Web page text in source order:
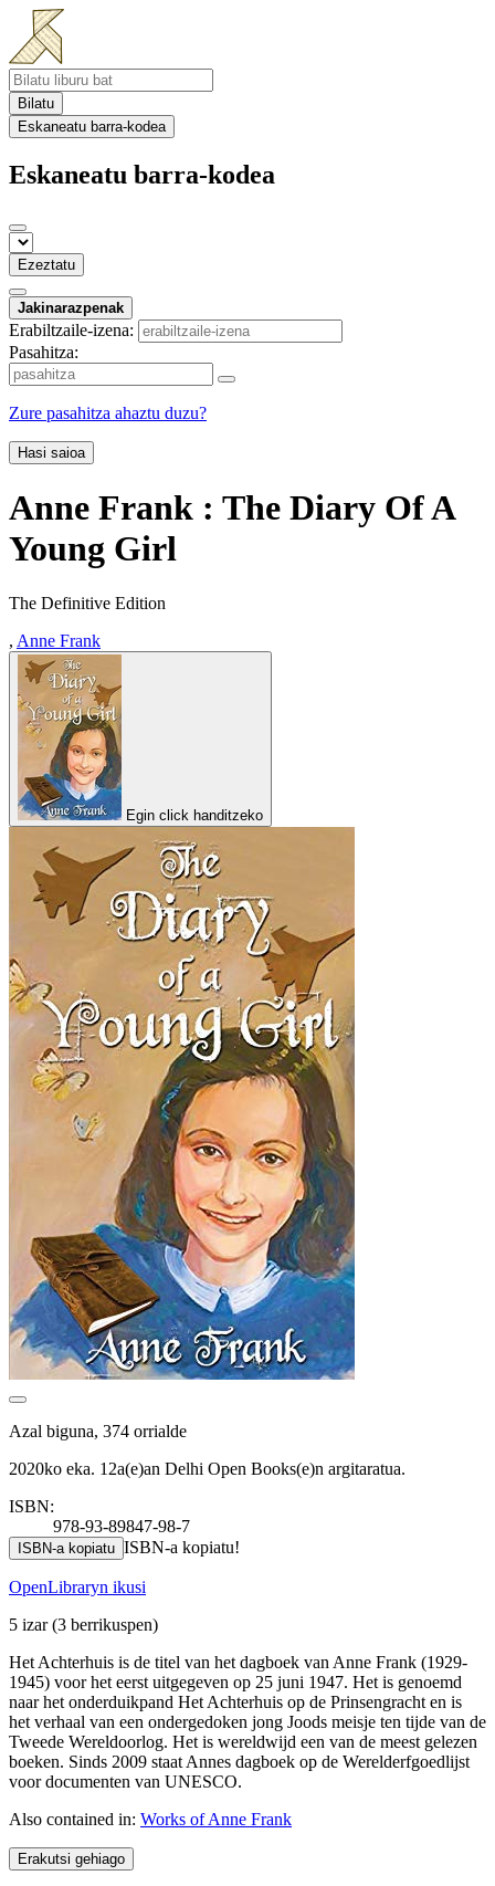
Bilatu
Eskaneatu barra-kodea
Eskaneatu barra-kodea
Ezeztatu
Jakinarazpenak
Erabiltzaile-izena:
Pasahitza:
Zure pasahitza ahaztu duzu?
Hasi saioa
Anne Frank : The Diary Of A
Young Girl
The Definitive Edition
, Anne Frank
Egin click handitzeko
Azal biguna, 374 orrialde
2020ko eka. 12a(e)an Delhi Open Books(e)n argitaratua.
ISBN:
978-93-89847-98-7
ISBN-a kopiatu ISBN-a kopiatu!
OpenLibraryn ikusi
5 izar(3 berrikuspen)
Het Achterhuis is de titel van het dagboek van Anne Frank (1929-
1945) voor het eerst uitgegeven op 25 juni 1947. Het is genoemd
naar het onderduikpand Het Achterhuis op de Prinsengracht en is
het verhaal van een ondergedoken jong Joods meisje ten tijde van de
Tweede Wereldoorlog. Het is wereldwijd een van de meest gelezen
boeken. Sinds 2009 staat Annes dagboek op de Werelderfgoedlijst
voor documenten van UNESCO.
Also contained in: Works of Anne Frank
Erakutsi gehiago